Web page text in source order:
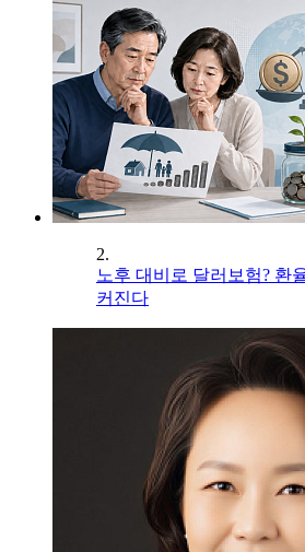
2.
노후 대비로 달러보험? 환
커진다